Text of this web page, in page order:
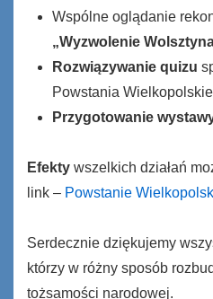
Wspólne oglądanie
„Wyzwolenie
Rozwiązywanie quizu
Powstania
Przygotowanie
Efekty wszelkich działań
link – Powstanie
Serdecznie dziękujemy
którzy w różny sposób
tożsamości narodowej.